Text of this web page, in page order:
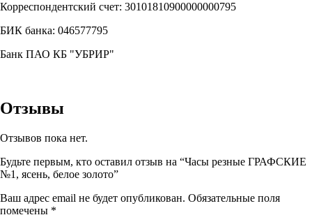
Корреспондентский счет: 30101810900000000795
БИК банка: 046577795
Банк ПАО КБ "УБРИР"
Отзывы
Отзывов пока нет.
Будьте первым, кто оставил отзыв на “Часы резные ГРАФСКИЕ
№1, ясень, белое золото”
Ваш адрес email не будет опубликован. Обязательные поля
помечены *